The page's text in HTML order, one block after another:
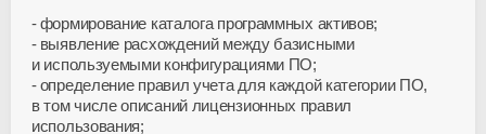
формирование каталога программных активов;
выявление расхождений между базисными
и используемыми конфигурациями ПО;
определение правил учета для каждой категории ПО,
в том числе описаний лицензионных правил
использования;